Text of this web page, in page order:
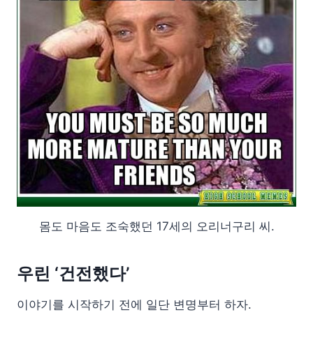
몸도 마음도 조숙했던 17세의 오리너구리 씨.
우린 ‘건전했다’
이야기를 시작하기 전에 일단 변명부터 하자.